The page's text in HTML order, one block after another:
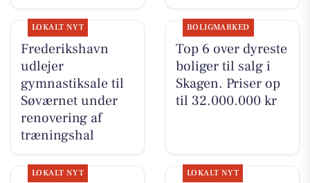
LOKALT NYT
Frederikshavn
udlejer
gymnastiksale til
Søværnet under
renovering af
træningshal
BOLIGMARKED
Top 6 over dyreste
boliger til salg i
Skagen. Priser op
til 32.000.000 kr
LOKALT NYT LOKALT NYT